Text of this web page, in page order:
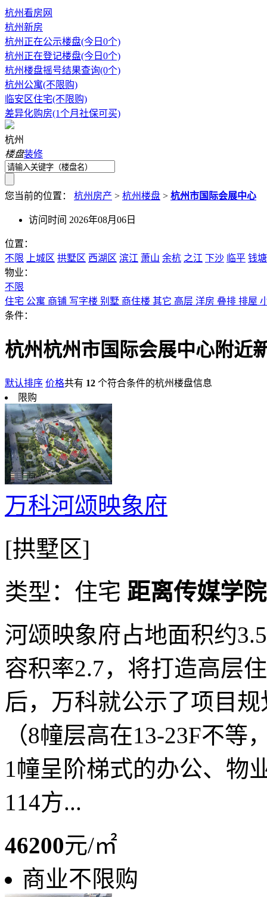
杭州看房网
杭州新房
杭州正在公示楼盘(今日0个)
杭州正在登记楼盘(今日0个)
杭州楼盘摇号结果查询(0个)
杭州公寓(不限购)
临安区住宅(不限购)
差异化购房(1个月社保可买)
杭州
楼盘装修
您当前的位置： 杭州房产 > 杭州楼盘 > 杭州市国际会展中心
访问时间 2026年08月06日
位置：
不限
上城区 拱墅区 西湖区 滨江 萧山 余杭 之江 下沙 临平 钱
物业：
不限
住宅 公寓 商铺 写字楼 别墅 商住楼 其它 高层 洋房 叠排 排屋
条件：
杭州杭州市国际会展中心附近
默认排序 价格共有 12 个符合条件的杭州楼盘信息
限购
万科河颂映象府
[拱墅区]
类型：住宅 距离传媒学
河颂映象府占地面积约
容积率2.7，将打造高层
后，万科就公示了项目
（8幢层高在13-23F不
1幢呈阶梯式的办公、物
114方...
46200元/㎡
商业不限购